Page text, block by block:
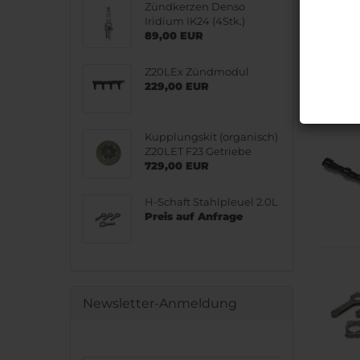
Zündkerzen Denso
Iridium IK24 (4Stk.)
89,00 EUR
Z20LEx Zündmodul
229,00 EUR
Kupplungskit (organisch)
Z20LET F23 Getriebe
729,00 EUR
H-Schaft Stahlpleuel 2.0L
Preis auf Anfrage
Newsletter-Anmeldung